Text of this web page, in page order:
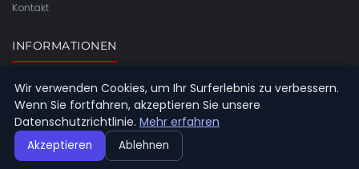
Kontakt
INFORMATIONEN
Seitenübersicht
© 2026 Aviabelt. Alle Rechte vorbehalten.
Wir verwenden Cookies, um Ihr Surferlebnis zu verbessern.
Wenn Sie fortfahren, akzeptieren Sie unsere
Datenschutzrichtlinie. Mehr erfahren
Akzeptieren Ablehnen